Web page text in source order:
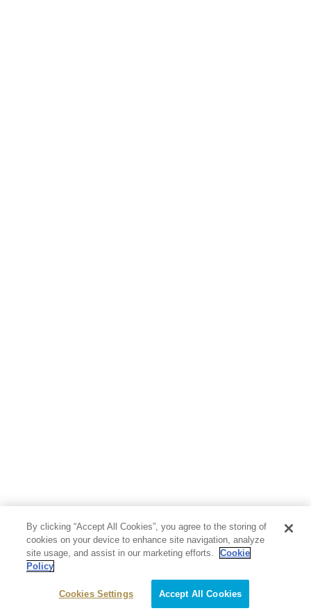
By clicking “Accept All Cookies”, you agree to the storing of
cookies on your device to enhance site navigation, analyze
site usage, and assist in our marketing efforts.
Cookie
Policy
Cookies Settings Accept All Cookies